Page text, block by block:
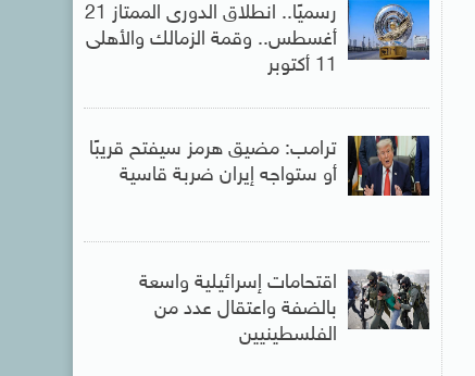
رسميًا.. انطلاق الدورى الممتاز 21
أغسطس.. وقمة الزمالك والأهلى
11 أكتوبر
ترامب: مضيق هرمز سيفتح قريبًا
أو ستواجه إيران ضربة قاسية
اقتحامات إسرائيلية واسعة
بالضفة واعتقال عدد من
الفلسطينيين